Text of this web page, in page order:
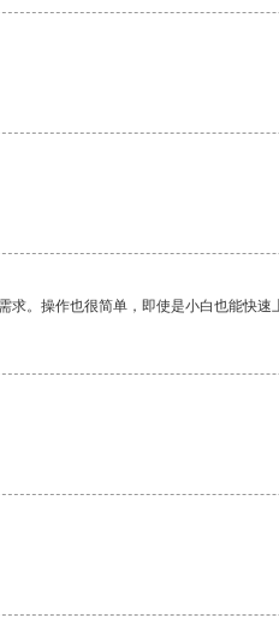
。操作也很简单，即使是小白也能快速